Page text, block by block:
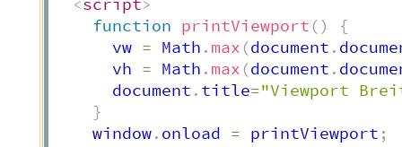
<script>
function printViewport ()
{
      vw
= Math . max (document .
      vh
= Math . max (document .
      document
. title="Viewport
}
    window
. onload = printViewport ;